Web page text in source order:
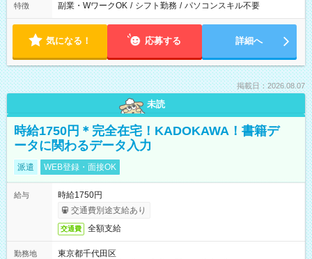
特徴 副業・WワークOK / シフト勤務 / パソコンスキル不要
気になる！ 応募する 詳細へ
掲載日：2026.08.07
未読
時給1750円＊完全在宅！KADOKAWA！書籍デ
ータに関わるデータ入力
派遣 WEB登録・面接OK
給与
時給1750円
交通費別途支給あり
交通費 全額支給
勤務地
東京都千代田区